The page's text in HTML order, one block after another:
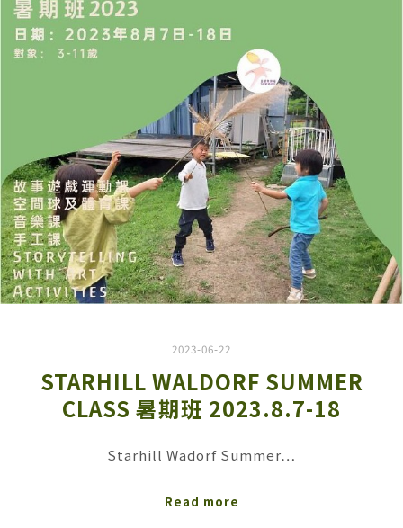
2023-06-22
STARHILL WALDORF SUMMER
CLASS 暑期班 2023.8.7-18
Starhill Wadorf Summer…
Read more